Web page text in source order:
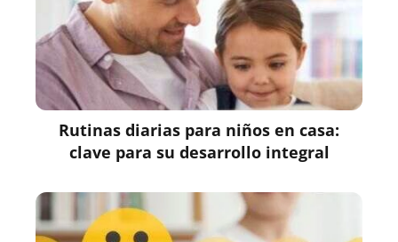
Rutinas diarias para niños en casa:
clave para su desarrollo integral